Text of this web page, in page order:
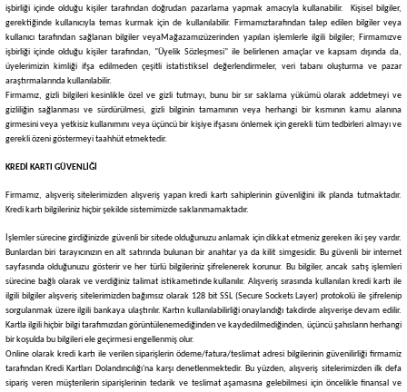
işbirliği içinde olduğu kişiler tarafından doğrudan pazarlama yapmak amacıyla kullanabilir. Kişisel bilgiler,
gerektiğinde kullanıcıyla temas kurmak için de kullanılabilir. Firmamıztarafından talep edilen bilgiler veya
kullanıcı tarafından sağlanan bilgiler veyaMağazamızüzerinden yapılan işlemlerle ilgili bilgiler; Firmamızve
işbirliği içinde olduğu kişiler tarafından, "Üyelik Sözleşmesi" ile belirlenen amaçlar ve kapsam dışında da,
üyelerimizin kimliği ifşa edilmeden çeşitli istatistiksel değerlendirmeler, veri tabanı oluşturma ve pazar
araştırmalarında kullanılabilir.
Firmamız, gizli bilgileri kesinlikle özel ve gizli tutmayı, bunu bir sır saklama yükümü olarak addetmeyi ve
gizliliğin sağlanması ve sürdürülmesi, gizli bilginin tamamının veya herhangi bir kısmının kamu alanına
girmesini veya yetkisiz kullanımını veya üçüncü bir kişiye ifşasını önlemek için gerekli tüm tedbirleri almayı ve
gerekli özeni göstermeyi taahhüt etmektedir.
KREDİ KARTI GÜVENLİĞİ
Firmamız, alışveriş sitelerimizden alışveriş yapan kredi kartı sahiplerinin güvenliğini ilk planda tutmaktadır.
Kredi kartı bilgileriniz hiçbir şekilde sistemimizde saklanmamaktadır.
İşlemler sürecine girdiğinizde güvenli bir sitede olduğunuzu anlamak için dikkat etmeniz gereken iki şey vardır.
Bunlardan biri tarayıcınızın en alt satırında bulunan bir anahtar ya da kilit simgesidir. Bu güvenli bir internet
sayfasında olduğunuzu gösterir ve her türlü bilgileriniz şifrelenerek korunur. Bu bilgiler, ancak satış işlemleri
sürecine bağlı olarak ve verdiğiniz talimat istikametinde kullanılır. Alışveriş sırasında kullanılan kredi kartı ile
ilgili bilgiler alışveriş sitelerimizden bağımsız olarak 128 bit SSL (Secure Sockets Layer) protokolü ile şifrelenip
sorgulanmak üzere ilgili bankaya ulaştırılır. Kartın kullanılabilirliği onaylandığı takdirde alışverişe devam edilir.
Kartla ilgili hiçbir bilgi tarafımızdan görüntülenemediğinden ve kaydedilmediğinden, üçüncü şahısların herhangi
bir koşulda bu bilgileri ele geçirmesi engellenmiş olur.
Online olarak kredi kartı ile verilen siparişlerin ödeme/fatura/teslimat adresi bilgilerinin güvenilirliği firmamiz
tarafından Kredi Kartları Dolandırıcılığı'na karşı denetlenmektedir. Bu yüzden, alışveriş sitelerimizden ilk defa
sipariş veren müşterilerin siparişlerinin tedarik ve teslimat aşamasına gelebilmesi için öncelikle finansal ve